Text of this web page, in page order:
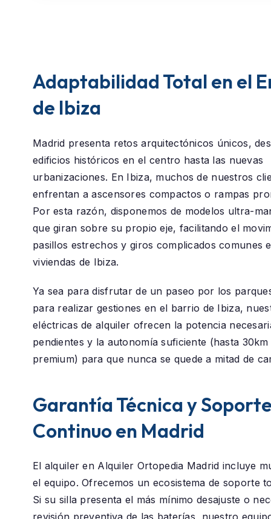
Adaptabilidad Total en el
de Ibiza
Madrid presenta retos arquitectónicos únicos,
edificios históricos en el centro hasta las nuevas
urbanizaciones. En Ibiza, muchos de nuestros
enfrentan a ascensores compactos o rampas
Por esta razón, disponemos de modelos ultra-
que giran sobre su propio eje, facilitando el
pasillos estrechos y giros complicados comunes
viviendas de Ibiza.
Ya sea para disfrutar de un paseo por los
para realizar gestiones en el barrio de Ibiza,
eléctricas de alquiler ofrecen la potencia
pendientes y la autonomía suficiente (hasta
premium) para que nunca se quede a mitad de
Garantía Técnica y
Continuo en Madrid
El alquiler en Alquiler Ortopedia Madrid incluye
el equipo. Ofrecemos un ecosistema de soporte
Si su silla presenta el más mínimo desajuste o